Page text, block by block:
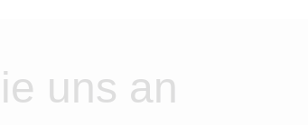
uns an